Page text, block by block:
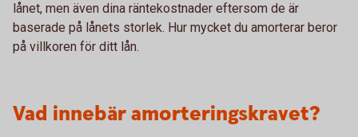
lånet, men även dina räntekostnader eftersom de är
baserade på lånets storlek. Hur mycket du amorterar beror
på villkoren för ditt lån.
Vad innebär amorteringskravet?